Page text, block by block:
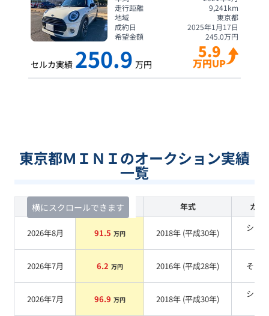
走行距離
9,241 km
地域
東京都
成約日
2025年1月17日
希望金額
245.0万円
セルカ実績 250.9 万円
5.9
万円UP
東京都ＭＩＮＩのオークション実績
一覧
横にスクロールできます
査定時期 セルカ実績 年式 カラ
2026年8月 91.5 万円 2018年 (平成30年)
シル
2026年7月 6.2 万円 2016年 (平成28年) その他
2026年7月 96.9 万円 2018年 (平成30年)
シル